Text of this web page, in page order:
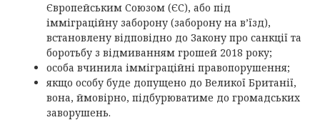
Європейським Союзом (ЄС), або під
імміграційну заборону (заборону на в’їзд),
встановлену відповідно до Закону про санкції та
боротьбу з відмиванням грошей 2018 року;
особа вчинила імміграційні правопорушення;
якщо особу буде допущено до Великої Британії,
вона, ймовірно, підбурюватиме до громадських
заворушень.